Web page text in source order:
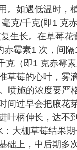
。如遇低温时，
克/千克(即1 克
生长。在草莓花
赤霉素1 次，间
克（即1 克赤霉
草莓的心叶，雾
喷施的浓度要严
间过早会把腋花
叶柄伸长，达不
：大棚草莓结果
础上，中后期多